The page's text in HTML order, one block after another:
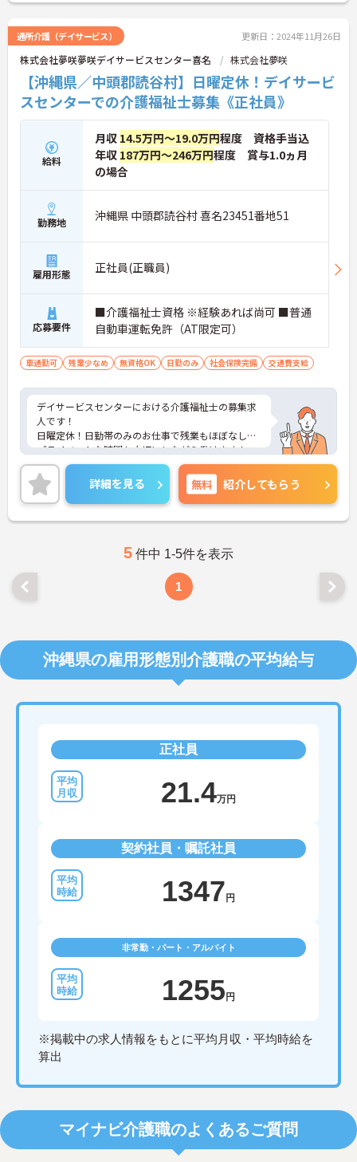
通所介護（デイサービス） 更新日：2024年11月26日
株式会社夢咲夢咲デイサービスセンター喜名 株式会社夢咲
【沖縄県／中頭郡読谷村】日曜定休！デイサービ
スセンターでの介護福祉士募集《正社員》
給料
月収 14.5万円～19.0万円程度 資格手当込
年収 187万円～246万円程度 賞与1.0ヵ月
の場合
勤務地 沖縄県 中頭郡読谷村 喜名23451番地51
雇用形態 正社員(正職員)
応募要件
■介護福祉士資格 ※経験あれば尚可 ■普通
自動車運転免許（AT限定可）
車通勤可 残業少なめ 無資格OK 日勤のみ 社会保険完備 交通費支給
デイサービスセンターにおける介護福祉士の募集求
人です！
日曜定休！日勤帯のみのお仕事で残業もほぼなし！
プライベートな時間も大切にしながら働けます！
ご興味ある方には、面接のポイントなど、さらに詳
細をお話致しますのでお気軽にご相談ください。
詳細を見る 無料 紹介してもらう
5 件中 1-5件を表示
1
沖縄県の雇用形態別介護職の平均給与
正社員
21.4万円
契約社員・嘱託社員
1347 円
非常勤・パート・アルバイト
1255 円
※掲載中の求人情報をもとに平均月収・平均時給を
算出
マイナビ介護職のよくあるご質問